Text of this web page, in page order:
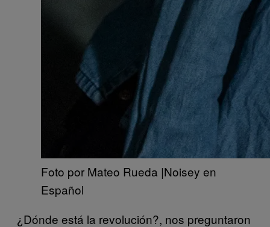
Foto por Mateo Rueda |Noisey en
Español
¿Dónde está la revolución?, nos preguntaron